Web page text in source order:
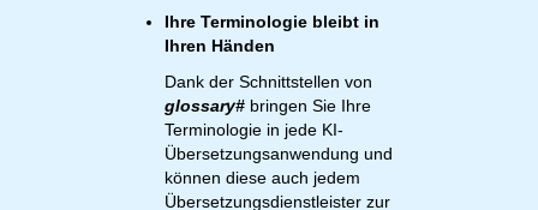
Ihre Terminologie bleibt in
Ihren Händen
Dank der Schnittstellen von
glossary# bringen Sie Ihre
Terminologie in jede KI-
Übersetzungsanwendung und
können diese auch jedem
Übersetzungsdienstleister zur